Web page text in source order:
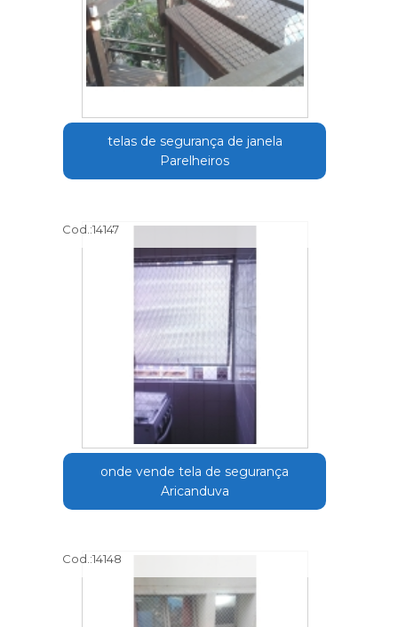
telas de segurança de janela
Parelheiros
Cod.:14147
onde vende tela de segurança
Aricanduva
Cod.:14148